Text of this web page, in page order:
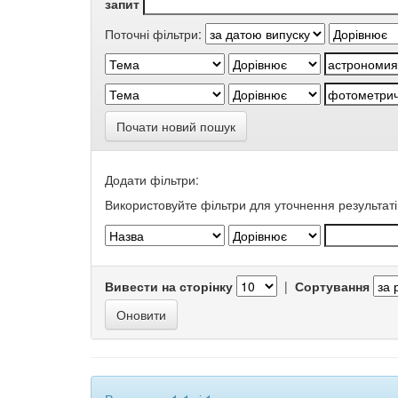
Поточні фільтри:
Почати новий пошук
Додати фільтри:
Використовуйте фільтри для уточнення
Вивести на сторінку | Сортування